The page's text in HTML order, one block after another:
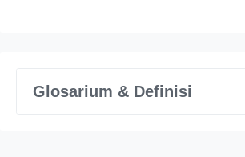
Glosarium & Definisi